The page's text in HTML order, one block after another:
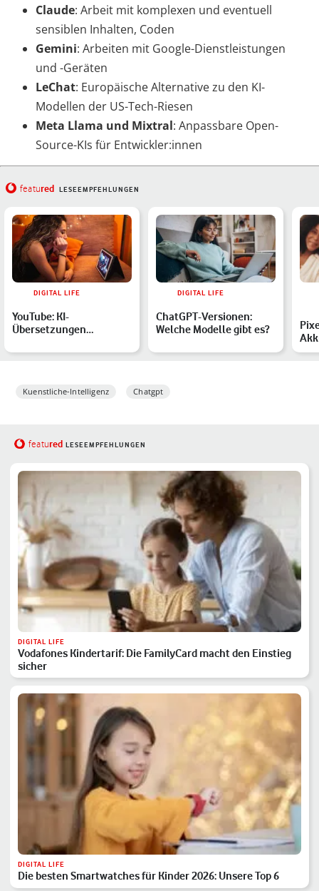
Claude: Arbeit mit komplexen und eventuell
sensiblen Inhalten, Coden
Gemini: Arbeiten mit Google-Dienstleistungen
und -Geräten
LeChat: Europäische Alternative zu den KI-
Modellen der US-Tech-Riesen
Meta Llama und Mixtral: Anpassbare Open-
Source-KIs für Entwickler:innen
featured LESEEMPFEHLUNGEN
DIGITAL LIFE
YouTube: KI-
Übersetzungen
DIGITAL LIFE
ChatGPT-Versionen:
Welche Modelle gibt es?
die
Kuenstliche-Intelligenz Chatgpt
featured LESEEMPFEHLUNGEN
DIGITAL LIFE
Vodafones Kindertarif: Die FamilyCard macht den Einstieg
sicher
DIGITAL LIFE
Die besten Smartwatches für Kinder 2026: Unsere Top 6